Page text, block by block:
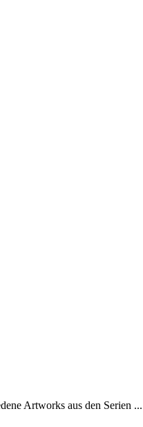
Artworks aus den Serien ...